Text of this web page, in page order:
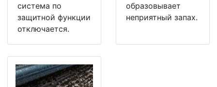
система по
защитной функции
отключается.
образовывает
неприятный запах.